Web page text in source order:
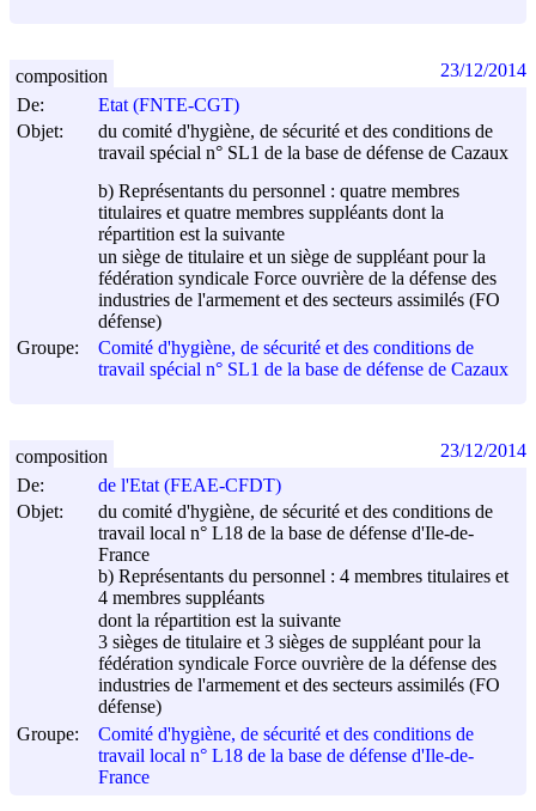
De:
Etat (FNTE-CGT)
Objet:
du comité d'hygiène, de sécurité et des conditions de
travail spécial n° SL1 de la base de défense de Cazaux
b) Représentants du personnel : quatre membres
titulaires et quatre membres suppléants dont la
répartition est la suivante
un siège de titulaire et un siège de suppléant pour la
fédération syndicale Force ouvrière de la défense des
industries de l'armement et des secteurs assimilés (FO
défense)
Groupe:
Comité d'hygiène, de sécurité et des conditions de
travail spécial n° SL1 de la base de défense de Cazaux
composition 23/12/2014
De:
de l'Etat (FEAE-CFDT)
Objet:
du comité d'hygiène, de sécurité et des conditions de
travail local n° L18 de la base de défense d'Ile-de-
France
b) Représentants du personnel : 4 membres titulaires et
4 membres suppléants
dont la répartition est la suivante
3 sièges de titulaire et 3 sièges de suppléant pour la
fédération syndicale Force ouvrière de la défense des
industries de l'armement et des secteurs assimilés (FO
défense)
Groupe:
Comité d'hygiène, de sécurité et des conditions de
travail local n° L18 de la base de défense d'Ile-de-
France
composition 23/12/2014